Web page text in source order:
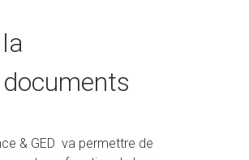
& GED va permettre de